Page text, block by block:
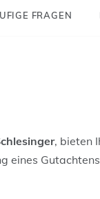
FRAGEN
, bieten
eines